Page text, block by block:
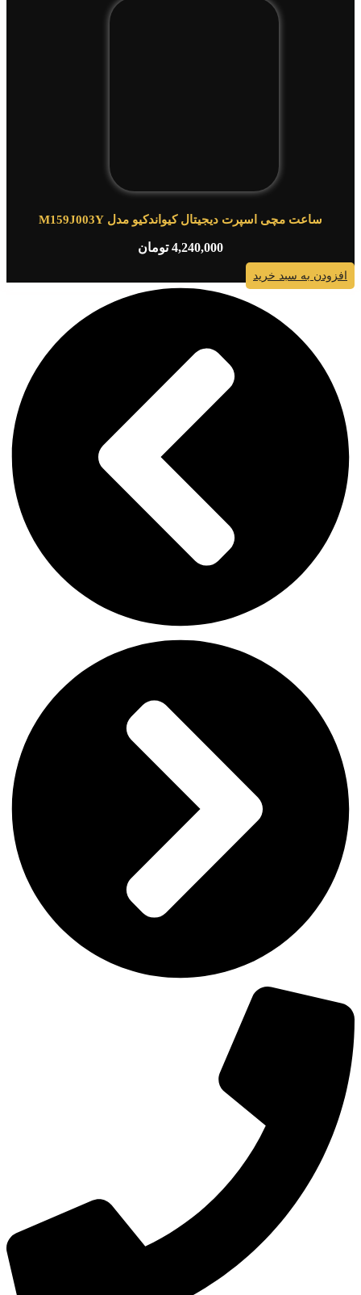
ساعت مچی اسپرت دیجیتال کیواندکیو مدل M159J003Y
4,240,000 تومان
افزودن به سبد خرید